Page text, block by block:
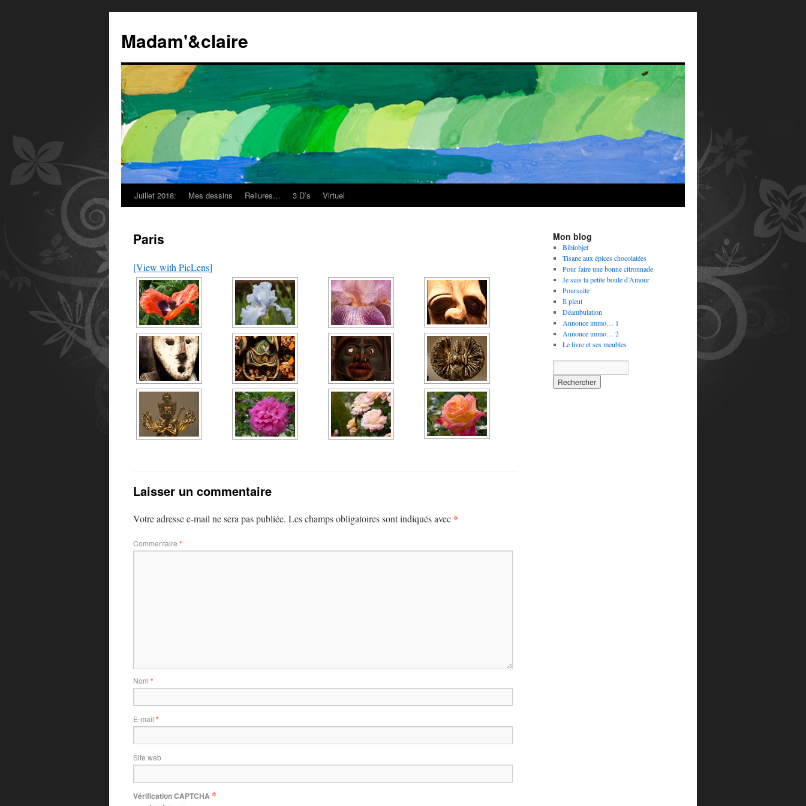
Madam'&claire
Juillet 2018: Mes dessins Reliures… 3 D’s Virtuel
Paris
[View with PicLens]
Laisser un commentaire
Votre adresse e-mail ne sera pas publiée. Les champs obligatoires sont indiqués avec *
Commentaire *
Nom *
E-mail *
Site web
Vérification CAPTCHA *
Mon blog
Biblobjet
Tisane aux épices chocolatées
Pour faire une bonne citronnade
Je suis ta petite boule d’Amour
Poursuite
Il pleut
Déambulation
Annonce immo… 1
Annonce immo… 2
Le livre et ses meubles